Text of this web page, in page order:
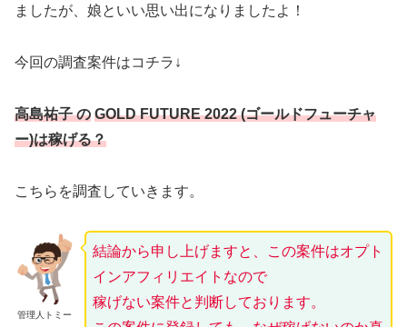
ましたが、娘といい思い出になりましたよ！
今回の調査案件はコチラ↓
高島祐子 の GOLD FUTURE 2022 (ゴールドフューチャ
ー)は稼げる？
こちらを調査していきます。
管理人トミー
結論から申し上げますと、この案件はオプト
インアフィリエイトなので
稼げない案件と判断しております。